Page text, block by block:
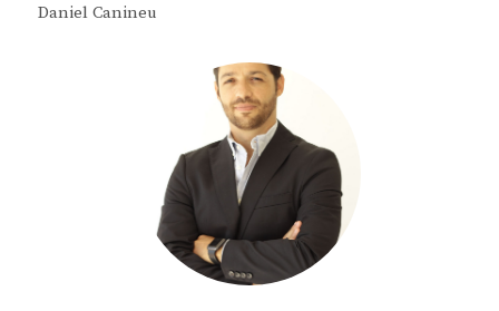
Daniel Canineu